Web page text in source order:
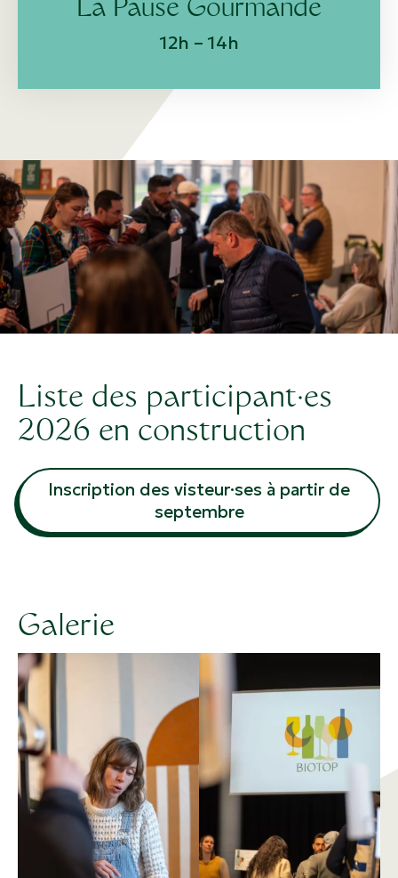
La Pause Gourmande
12h – 14h
Liste des participant·es
2026 en construction
Inscription des visteur·ses à partir de
septembre
Galerie